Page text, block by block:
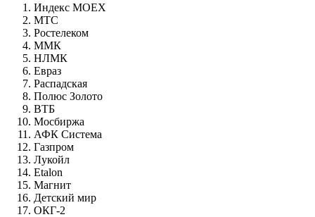
Индекс MOEX
МТС
Ростелеком
ММК
НЛМК
Евраз
Распадская
Полюс Золото
ВТБ
Мосбиржа
АФК Система
Газпром
Лукойл
Etalon
Магнит
Детский мир
ОКГ-2